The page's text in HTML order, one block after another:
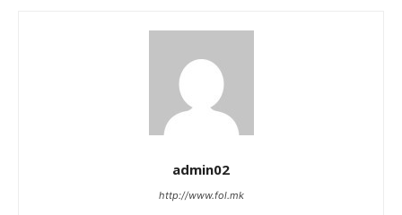
admin02
http://www.fol.mk